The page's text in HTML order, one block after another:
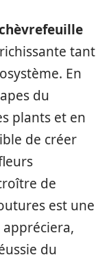
tant
En
du
plants et en
de créer
de
est une
du